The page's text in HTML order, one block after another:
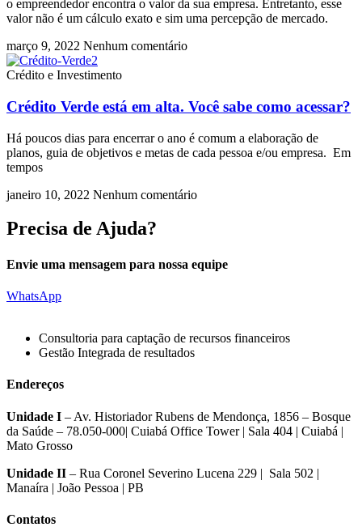
o empreendedor encontra o valor da sua empresa. Entretanto, esse
valor não é um cálculo exato e sim uma percepção de mercado.
março 9, 2022 Nenhum comentário
Crédito e Investimento
Crédito Verde está em alta. Você sabe como acessar?
Há poucos dias para encerrar o ano é comum a elaboração de
planos, guia de objetivos e metas de cada pessoa e/ou empresa. Em
tempos
janeiro 10, 2022 Nenhum comentário
Precisa de Ajuda?
Envie uma mensagem para nossa equipe
WhatsApp
Consultoria para captação de recursos financeiros
Gestão Integrada de resultados
Endereços
Unidade I – Av. Historiador Rubens de Mendonça, 1856 – Bosque
da Saúde – 78.050-000| Cuiabá Office Tower| Sala 404 | Cuiabá |
Mato Grosso
Unidade II – Rua Coronel Severino Lucena 229 | Sala 502 |
Manaíra | João Pessoa | PB
Contatos